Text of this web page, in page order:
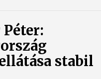
stabil